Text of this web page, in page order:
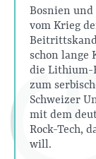
Bosnien
vom Krieg
schon lange
die Lithium-
zum
Schweizer
mit dem
Rock-Tech,
will.